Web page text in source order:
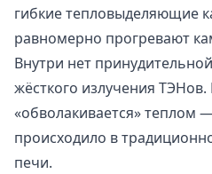
гибкие тепловыделяющие
равномерно прогревают
Внутри нет
жёсткого излучения
«обволакивается» теплом
происходило в
печи.